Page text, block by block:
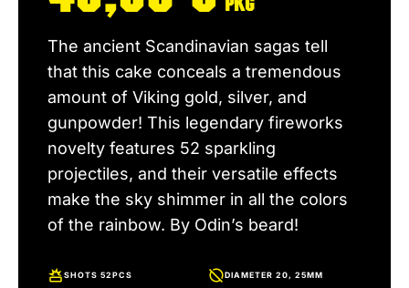
pkg
The ancient Scandinavian sagas tell
that this cake conceals a tremendous
amount of Viking gold, silver, and
gunpowder! This legendary fireworks
novelty features 52 sparkling
projectiles, and their versatile effects
make the sky shimmer in all the colors
of the rainbow. By Odin’s beard!
SHOTS 52PCS DIAMETER 20, 25MM